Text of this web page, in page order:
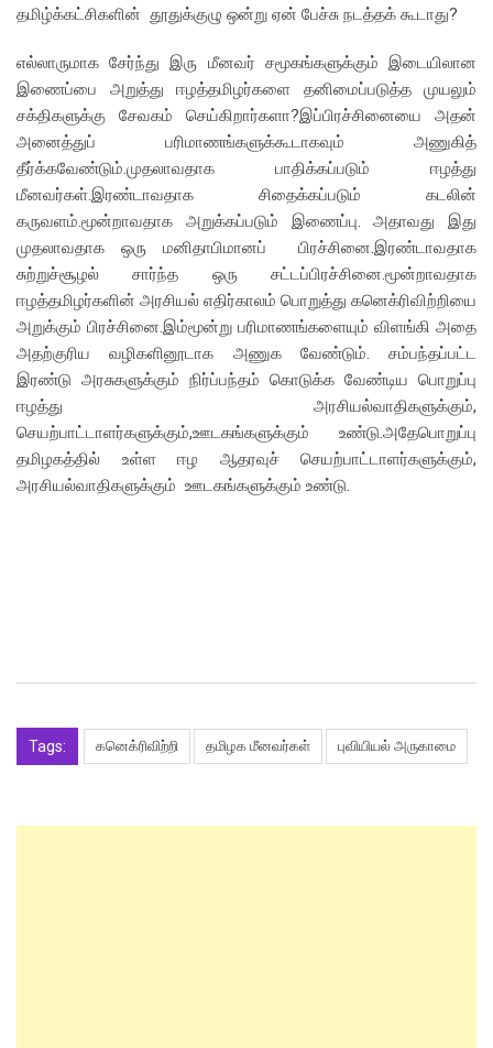
தமிழ்க்கட்சிகளின் தூதுக்குழு ஒன்று ஏன் பேச்சு நடத்தக் கூடாது?
எல்லாருமாக சேர்ந்து இரு மீனவர் சமூகங்களுக்கும் இடையிலான
இணைப்பை அறுத்து ஈழத்தமிழர்களை தனிமைப்படுத்த முயலும்
சக்திகளுக்கு சேவகம் செய்கிறார்களா?இப்பிரச்சினையை அதன்
அனைத்துப் பரிமாணங்களுக்கூடாகவும் அணுகித்
தீர்க்கவேண்டும்.முதலாவதாக பாதிக்கப்படும் ஈழத்து
மீனவர்கள்.இரண்டாவதாக சிதைக்கப்படும் கடலின்
கருவளம்.மூன்றாவதாக அறுக்கப்படும் இணைப்பு. அதாவது இது
முதலாவதாக ஒரு மனிதாபிமானப் பிரச்சினை.இரண்டாவதாக
சுற்றுச்சூழல் சார்ந்த ஒரு சட்டப்பிரச்சினை.மூன்றாவதாக
ஈழத்தமிழர்களின் அரசியல் எதிர்காலம் பொறுத்து கனெக்ரிவிற்றியை
அறுக்கும் பிரச்சினை.இம்மூன்று பரிமாணங்களையும் விளங்கி அதை
அதற்குரிய வழிகளினூடாக அணுக வேண்டும். சம்பந்தப்பட்ட
இரண்டு அரசுகளுக்கும் நிர்ப்பந்தம் கொடுக்க வேண்டிய பொறுப்பு
ஈழத்து அரசியல்வாதிகளுக்கும்,
செயற்பாட்டாளர்களுக்கும்,ஊடகங்களுக்கும் உண்டு.அதேபொறுப்பு
தமிழகத்தில் உள்ள ஈழ ஆதரவுச் செயற்பாட்டாளர்களுக்கும்,
அரசியல்வாதிகளுக்கும் ஊடகங்களுக்கும் உண்டு.
Tags: கனெக்ரிவிற்றி தமிழக மீனவர்கள் புவியியல் அருகாமை